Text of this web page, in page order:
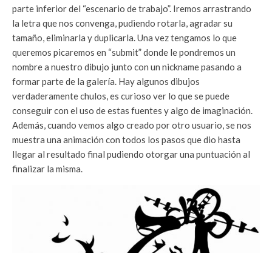
parte inferior del “escenario de trabajo”. Iremos arrastrando
la letra que nos convenga, pudiendo rotarla, agradar su
tamaño, eliminarla y duplicarla. Una vez tengamos lo que
queremos picaremos en “submit” donde le pondremos un
nombre a nuestro dibujo junto con un nickname pasando a
formar parte de la galería. Hay algunos dibujos
verdaderamente chulos, es curioso ver lo que se puede
conseguir con el uso de estas fuentes y algo de imaginación.
Además, cuando vemos algo creado por otro usuario, se nos
muestra una animación con todos los pasos que dio hasta
llegar al resultado final pudiendo otorgar una puntuación al
finalizar la misma.